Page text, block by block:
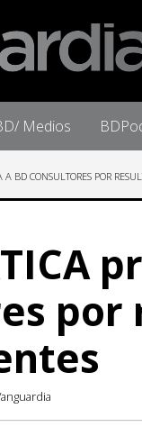
Medios
BD CONSULTORES POR
por